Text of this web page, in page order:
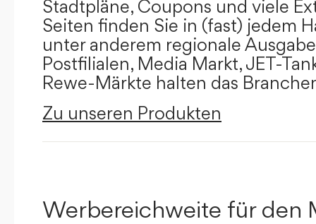
Stadtpläne, Coupons und viele
Seiten finden Sie in (fast) jedem
unter anderem regionale
Postfilialen, Media Markt, JET-
Rewe-Märkte halten das
Zu unseren Produkten
Werbereichweite für den